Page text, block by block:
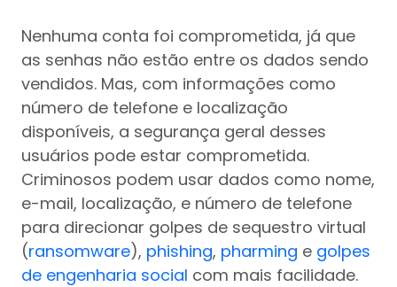
Nenhuma conta foi comprometida, já que
as senhas não estão entre os dados sendo
vendidos. Mas, com informações como
número de telefone e localização
disponíveis, a segurança geral desses
usuários pode estar comprometida.
Criminosos podem usar dados como nome,
e-mail, localização, e número de telefone
para direcionar golpes de sequestro virtual
(ransomware), phishing, pharming e golpes
de engenharia social com mais facilidade.